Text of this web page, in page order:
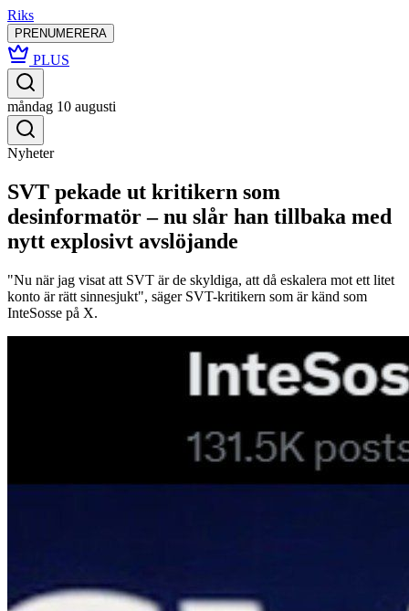
Riks
PRENUMERERA
PLUS
måndag 10 augusti
Nyheter
SVT pekade ut kritikern som
desinformatör – nu slår han tillbaka med
nytt explosivt avslöjande
"Nu när jag visat att SVT är de skyldiga, att då eskalera mot ett litet
konto är rätt sinnesjukt", säger SVT-kritikern som är känd som
InteSosse på X.